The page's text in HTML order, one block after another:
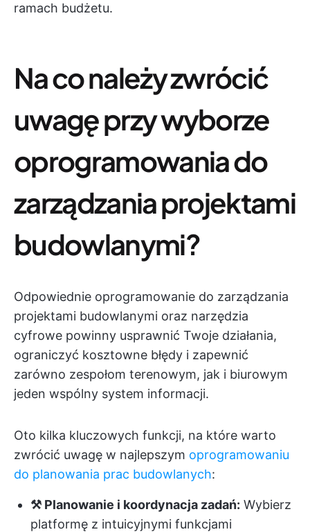
ramach budżetu.
Na co należy zwrócić
uwagę przy wyborze
oprogramowania do
zarządzania projektami
budowlanymi?
Odpowiednie oprogramowanie do zarządzania
projektami budowlanymi oraz narzędzia
cyfrowe powinny usprawnić Twoje działania,
ograniczyć kosztowne błędy i zapewnić
zarówno zespołom terenowym, jak i biurowym
jeden wspólny system informacji.
Oto kilka kluczowych funkcji, na które warto
zwrócić uwagę w najlepszym oprogramowaniu
do planowania prac budowlanych:
⚒️ Planowanie i koordynacja zadań: Wybierz
platformę z intuicyjnymi funkcjami